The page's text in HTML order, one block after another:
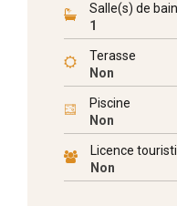
Salle(s) de
1
Terasse
Non
Piscine
Non
Licence
Non